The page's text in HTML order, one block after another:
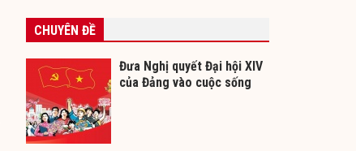
CHUYÊN ĐỀ
Đưa Nghị quyết Đại hội XIV
của Đảng vào cuộc sống